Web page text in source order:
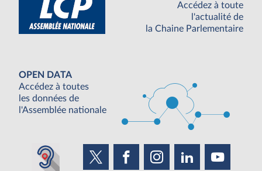
Accédez à toute
l'actualité de
la Chaine Parlementaire
OPEN DATA
Accédez à toutes
les données de
l'Assemblée nationale